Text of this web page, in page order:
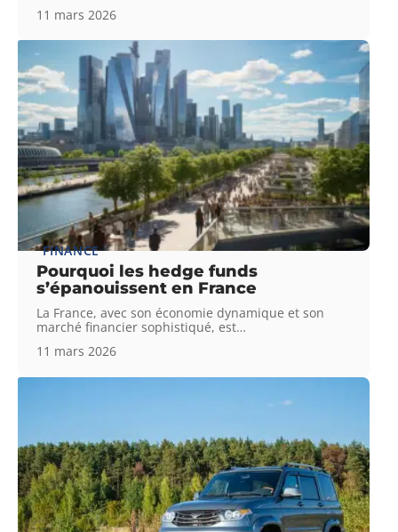
11 mars 2026
FINANCE
Pourquoi les hedge funds
s’épanouissent en France
La France, avec son économie dynamique et son
marché financier sophistiqué, est…
11 mars 2026